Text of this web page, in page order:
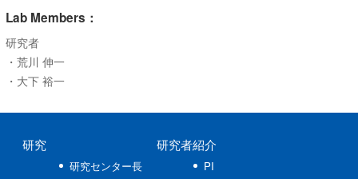
Lab Members：
研究者
・荒川 伸一
・大下 裕一
研究
研究センター長
研究者紹介
PI